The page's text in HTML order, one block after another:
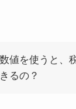
値を使うと、
るの？